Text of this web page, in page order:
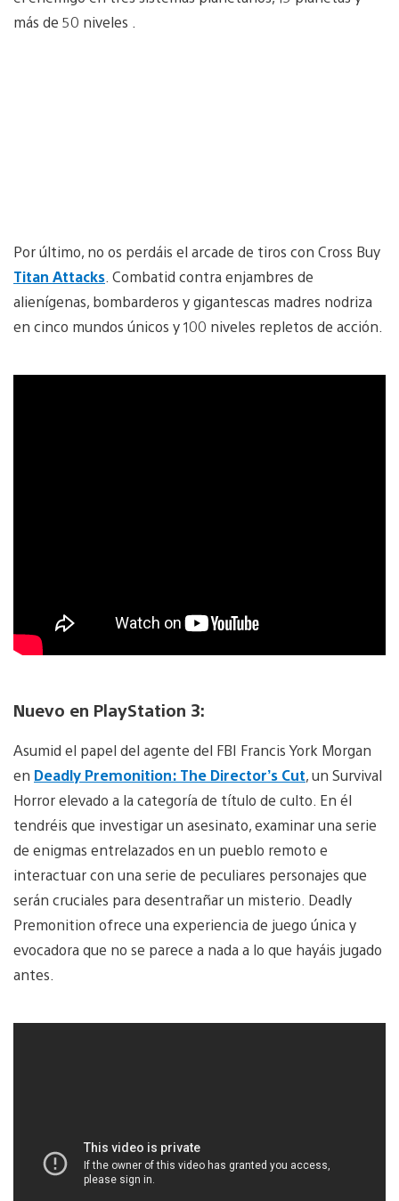
más de 50 niveles .
Por último, no os perdáis el arcade de tiros con Cross Buy
Titan Attacks . Combatid contra enjambres de
alienígenas, bombarderos y gigantescas madres nodriza
en cinco mundos únicos y 100 niveles repletos de acción.
Nuevo en PlayStation 3:
Asumid el papel del agente del FBI Francis York Morgan
en Deadly Premonition: The Director’s Cut, un Survival
Horror elevado a la categoría de título de culto. En él
tendréis que investigar un asesinato, examinar una serie
de enigmas entrelazados en un pueblo remoto e
interactuar con una serie de peculiares personajes que
serán cruciales para desentrañar un misterio. Deadly
Premonition ofrece una experiencia de juego única y
evocadora que no se parece a nada a lo que hayáis jugado
antes.